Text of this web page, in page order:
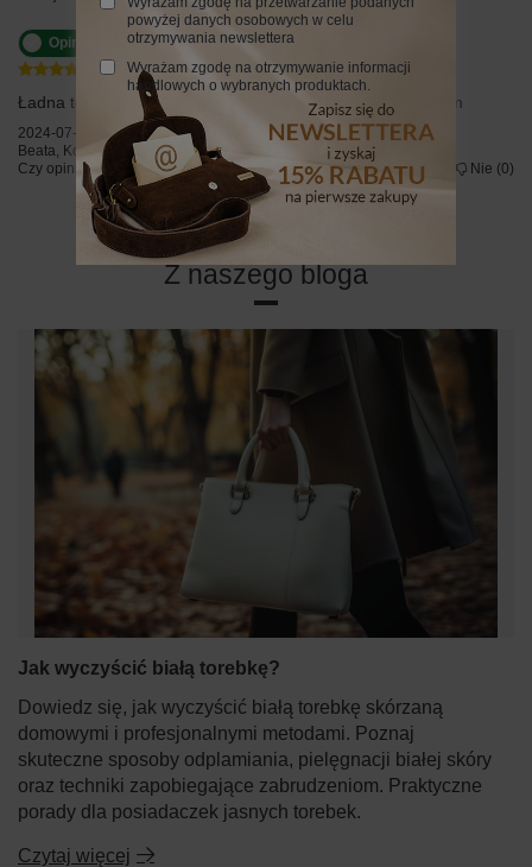
5/5
Opinia potwierdzona zakupem
Ładna torebka,pasuje do letnich kreacji,elegancka,polecam
2024-07-18
Beata, Kończyce Małe
Czy opinia była pomocna?
Tak Nie 0
Z naszego bloga
Jak wyczyścić białą torebkę?
Dowiedz się, jak wyczyścić białą torebkę skórzaną
domowymi i profesjonalnymi metodami. Poznaj
skuteczne sposoby odplamiania, pielęgnacji białej skóry
oraz techniki zapobiegające zabrudzeniom. Praktyczne
porady dla posiadaczek jasnych torebek.
Czytaj więcej
powyżej danych osobowych w celu
otrzymywania newslettera
Wyrażam zgodę na otrzymywanie informacji
handlowych o wybranych produktach.